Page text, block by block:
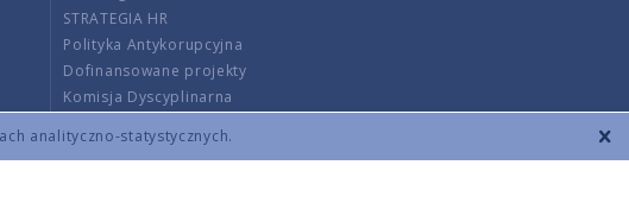
analityczno-statystycznych.
STRATEGIA HR
Polityka Antykorupcyjna
Dofinansowane projekty
Komisja Dyscyplinarna
Wnoszenie opłat